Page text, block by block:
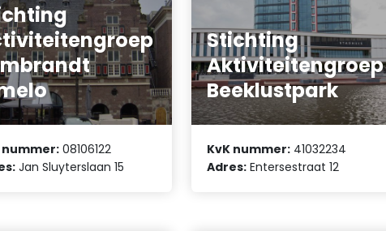
nummer: 08106122
Jan Sluyterslaan 15
Stichting
Aktiviteitengroep
Beeklustpark
KvK nummer: 41032234
Adres: Entersestraat 12